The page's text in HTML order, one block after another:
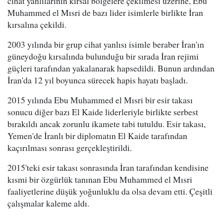
Muhammed el Mısri de bazı lider isimlerle birlikte İran
kırsalına çekildi.
2003 yılında bir grup cihat yanlısı isimle beraber İran'ın
güneydoğu kırsalında bulunduğu bir sırada İran rejimi
güçleri tarafından yakalanarak hapsedildi. Bunun ardından
İran'da 12 yıl boyunca sürecek hapis hayatı başladı.
2015 yılında Ebu Muhammed el Mısri bir esir takası
sonucu diğer bazı El Kaide liderleriyle birlikte serbest
bırakıldı ancak zorunlu ikamete tabi tutuldu. Esir takası,
Yemen'de İranlı bir diplomatın El Kaide tarafından
kaçırılması sonrası gerçekleştirildi.
2015'teki esir takası sonrasında İran tarafından kendisine
kısmi bir özgürlük tanınan Ebu Muhammed el Mısri
faaliyetlerine düşük yoğunluklu da olsa devam etti. Çeşitli
çalışmalar kaleme aldı.